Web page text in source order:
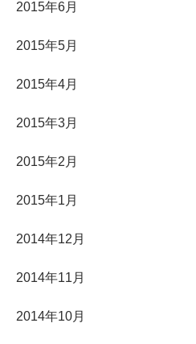
2015年6月
2015年5月
2015年4月
2015年3月
2015年2月
2015年1月
2014年12月
2014年11月
2014年10月